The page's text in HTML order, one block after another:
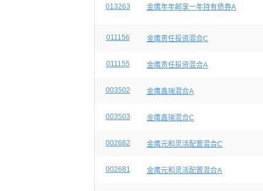
013263 金鹰年年邮享一年持有债券A
011156 金鹰责任投资混合C
011155 金鹰责任投资混合A
003502 金鹰鑫瑞混合A
003503 金鹰鑫瑞混合C
002682 金鹰元和灵活配置混合C
002681 金鹰元和灵活配置混合A